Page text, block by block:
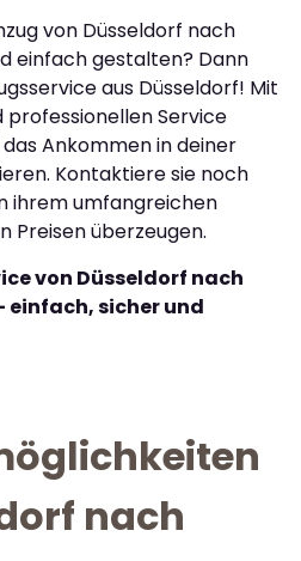
von Düsseldorf nach
einfach gestalten? Dann
aus Düsseldorf! Mit
professionellen Service
Ankommen in deiner
Kontaktiere sie noch
ihrem umfangreichen
Preisen überzeugen.
von Düsseldorf nach
einfach, sicher und
nach